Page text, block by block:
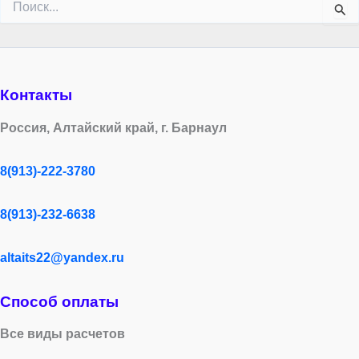
Контакты
Россия, Алтайский край, г. Барнаул
8(913)-222-3780
8(913)-232-6638
altaits22@yandex.ru
Способ оплаты
Все виды расчетов